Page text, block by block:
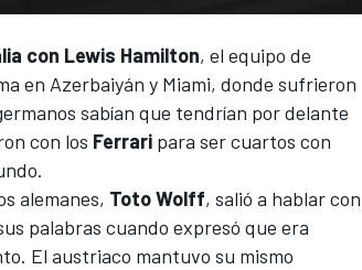
con Lewis Hamilton, el equipo de
en Azerbaiyán y Miami, donde sufrieron
sabían que tendrían por delante
con los Ferrari para ser cuartos con
alemanes, Toto Wolff, salió a hablar con
palabras cuando expresó que era
El austriaco mantuvo su mismo